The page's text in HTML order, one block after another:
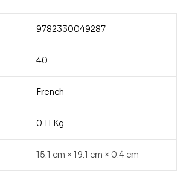
9782330049287
40
French
0.11 Kg
15.1 cm × 19.1 cm × 0.4 cm